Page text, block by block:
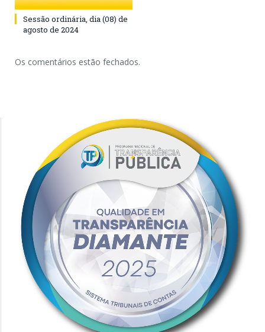
Sessão ordinária, dia (08) de
agosto de 2024
Os comentários estão fechados.